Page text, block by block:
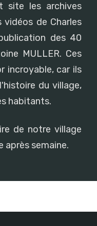
site les archives
vidéos de Charles
des 40
MULLER. Ces
incroyable, car ils
du village,
habitants.
de notre village
après semaine.